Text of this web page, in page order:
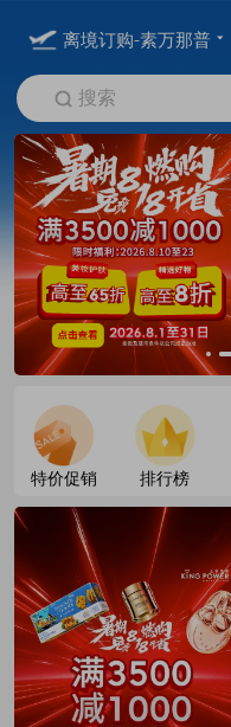
离境订购-素万那普
搜索
特价促销 排行榜